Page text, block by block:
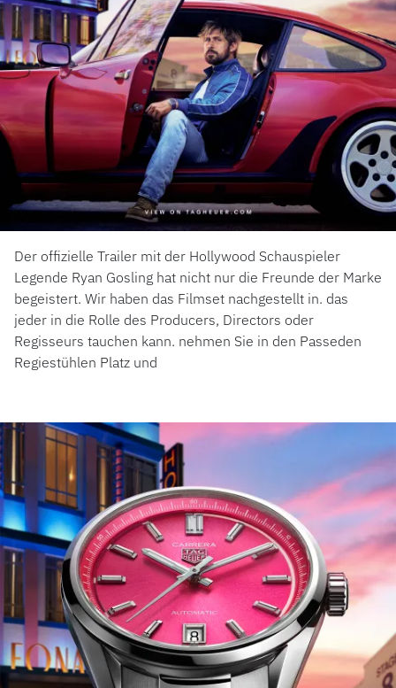
Der offizielle Trailer mit der Hollywood Schauspieler
Legende Ryan Gosling hat nicht nur die Freunde der Marke
begeistert. Wir haben das Filmset nachgestellt in. das
jeder in die Rolle des Producers, Directors oder
Regisseurs tauchen kann. nehmen Sie in den Passeden
Regiestühlen Platz und